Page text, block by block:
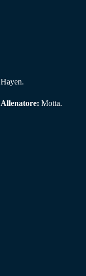
Hayen.
Allenatore: Motta.